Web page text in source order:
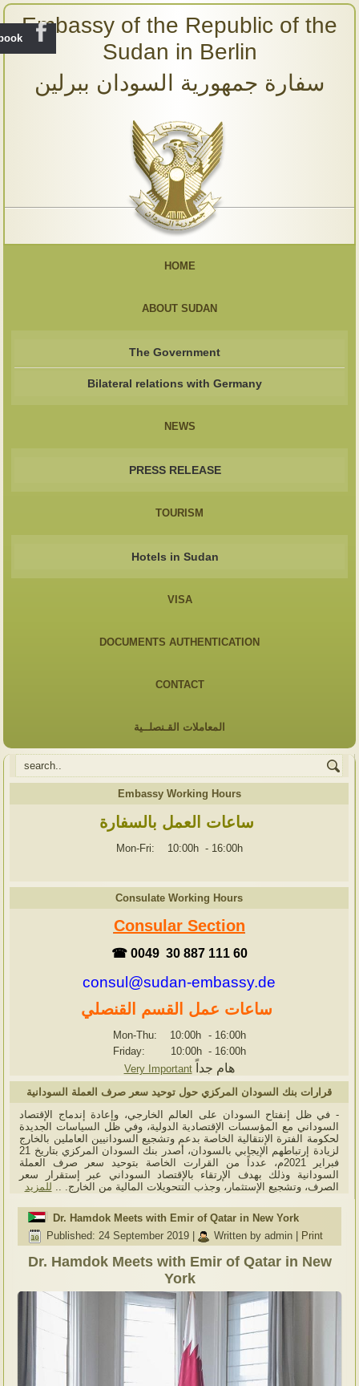
Embassy of the Republic of the
Sudan in Berlin
سفارة جمهورية السودان ببرلين
HOME
ABOUT SUDAN
The Government
Bilateral relations with Germany
NEWS
PRESS RELEASE
TOURISM
Hotels in Sudan
VISA
DOCUMENTS AUTHENTICATION
CONTACT
المعاملات القـنصلــية
Embassy Working Hours
ساعات العمل بالسفارة
Mon-Fri: 10:00h - 16:00h
Consulate Working Hours
Consular Section
☎ 0049 30 887 111 60
consul@sudan-embassy.de
ساعات عمل القسم القنصلي
Mon-Thu: 10:00h - 16:00h
Friday: 10:00h - 16:00h
Very Important
هام جداً
قرارات بنك السودان المركزي حول توحيد سعر صرف العملة السودانية
- في ظل إنفتاح السودان على العالم الخارجي، وإعادة إندماج الإقتصاد
السوداني مع المؤسسات الإقتصادية الدولية، وفي ظل السياسات الجديدة
لحكومة الفترة الإنتقالية الخاصة بدعم وتشجيع السودانيين العاملين بالخارج
لزيادة إرتباطهم الإيجابي بالسودان، أصدر بنك السودان المركزي بتاريخ 21
فبراير 2021م، عدداً من القرارت الخاصة بتوحيد سعر صرف العملة
السودانية وذلك بهدف الإرتقاء بالإقتصاد السوداني عبر إستقرار سعر
الصرف، وتشجيع الإستثمار، وجذب التتحويلات المالية من الخارج. .. للمزيد
Dr. Hamdok Meets with Emir of Qatar in New York
Published: 24 September 2019
Written by admin Print
Dr. Hamdok Meets with Emir of Qatar in New
York